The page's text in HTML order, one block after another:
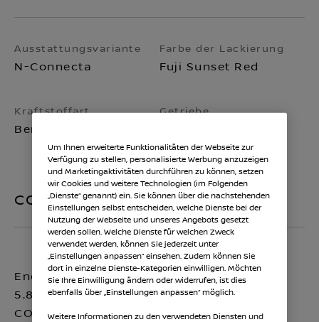
Ausstattungsvariante
N-Connecta
Farbe der Lackierung
Fuji Sunset Red
Kraftstoffart
Benzin, RON 95
Getriebe
Gang
CO2-Emissionen
Energieverbrauch:
5.8 (l/100 km);
CO₂-Emissionen:
Um Ihnen erweiterte Funktionalitäten der Webseite zur
Verfügung zu stellen, personalisierte Werbung anzuzeigen
und Marketingaktivitäten durchführen zu können, setzen
wir Cookies und weitere Technologien (im Folgenden
„Dienste“ genannt) ein. Sie können über die nachstehenden
Einstellungen selbst entscheiden, welche Dienste bei der
Nutzung der Webseite und unseres Angebots gesetzt
werden sollen. Welche Dienste für welchen Zweck
verwendet werden, können Sie jederzeit unter
„Einstellungen anpassen“ einsehen. Zudem können Sie
dort in einzelne Dienste-Kategorien einwilligen. Möchten
Sie Ihre Einwilligung ändern oder widerrufen, ist dies
ebenfalls über „Einstellungen anpassen“ möglich.
Weitere Informationen zu den verwendeten Diensten und